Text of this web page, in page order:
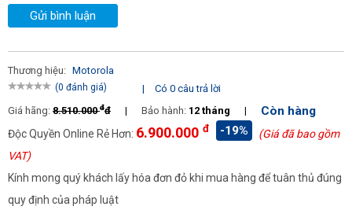
Đạt tiêu chuẩn kháng nước IP54 và tiêu chuẩn về độ bền
Gửi bình luận
Thương hiệu: Motorola
(0 đánh giá) |
Có 0 câu trả lời
Giá hãng: 8.510.000đđ | Bảo hành: 12 tháng | Còn hàng
Độc Quyền Online Rẻ Hơn: 6.900.000 đ -19%
(Giá đã bao gồm
VAT)
Kính mong quý khách lấy hóa đơn đỏ khi mua hàng để tuân thủ đúng
quy định của pháp luật